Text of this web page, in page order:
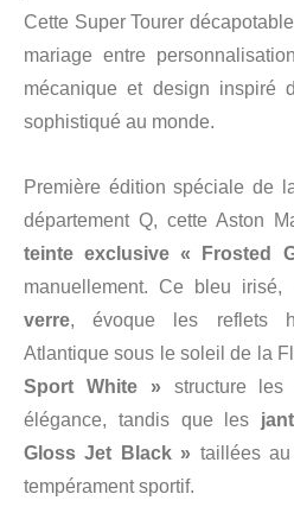
Cette Super Tourer
mariage entre
mécanique et design inspiré
sophistiqué au monde.
Première édition spéciale de
département Q, cette Aston
teinte exclusive « Frosted
manuellement. Ce bleu irisé,
verre, évoque les reflets
Atlantique sous le soleil de la
Sport White » structure les
élégance, tandis que les
Gloss Jet Black » taillées
tempérament sportif.